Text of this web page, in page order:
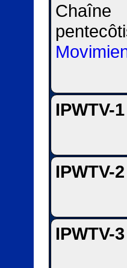
Chaîne
IPWTV-1
IPWTV-2
IPWTV-3